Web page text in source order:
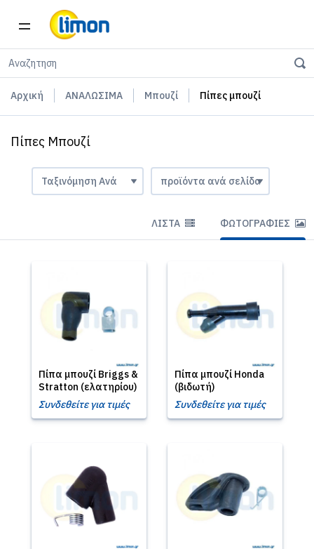
Αρχική ΑΝΑΛΩΣΙΜΑ Μπουζί Πίπες μπουζί
Πίπες Μπουζί
ΛΊΣΤΑ ΦΩΤΟΓΡΑΦΊΕΣ
Πίπα μπουζί Briggs &
Stratton (ελατηρίου)
Συνδεθείτε για τιμές
Πίπα μπουζί Honda
(βιδωτή)
Συνδεθείτε για τιμές